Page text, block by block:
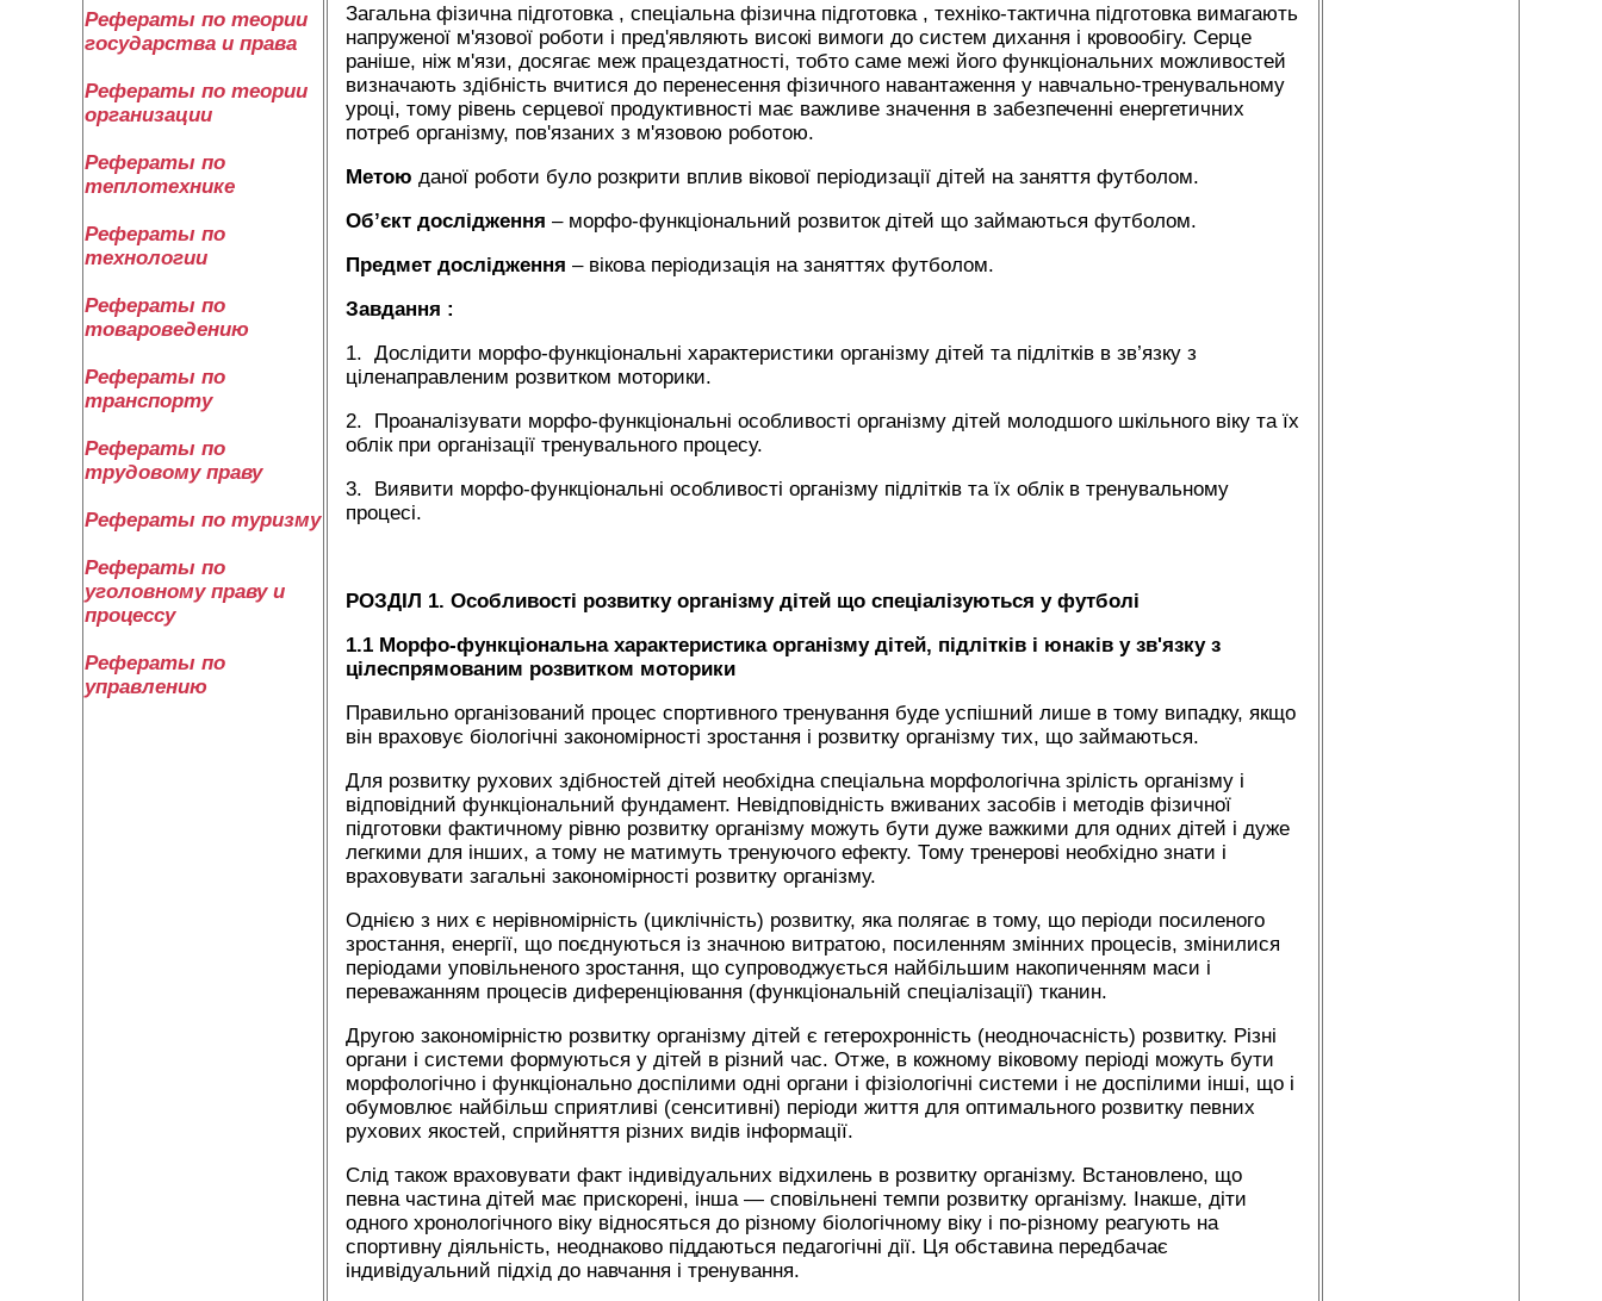
Рефераты по теории
государства и права
Рефераты по теории
организации
Рефераты по
теплотехнике
Рефераты по
технологии
Рефераты по
товароведению
Рефераты по
транспорту
Рефераты по
трудовому праву
Рефераты по туризму
Рефераты по
уголовному праву и
процессу
Рефераты по
управлению
Загальна фізична підготовка , спеціальна фізична підготовка , техніко-тактична підготовка вимагають
напруженої м'язової роботи і пред'являють високі вимоги до систем дихання і кровообігу. Серце
раніше, ніж м'язи, досягає меж працездатності, тобто саме межі його функціональних можливостей
визначають здібність вчитися до перенесення фізичного навантаження у навчально-тренувальному
уроці, тому рівень серцевої продуктивності має важливе значення в забезпеченні енергетичних
потреб організму, пов'язаних з м'язовою роботою.
Метою даної роботи було розкрити вплив вікової періодизації дітей на заняття футболом.
Об’єкт дослідження – морфо-функціональний розвиток дітей що займаються футболом.
Предмет дослідження – вікова періодизація на заняттях футболом.
Завдання :
1. Дослідити морфо-функціональні характеристики організму дітей та підлітків в зв’язку з
ціленаправленим розвитком моторики.
2. Проаналізувати морфо-функціональні особливості організму дітей молодшого шкільного віку та їх
облік при організації тренувального процесу.
3. Виявити морфо-функціональні особливості організму підлітків та їх облік в тренувальному
процесі.
РОЗДІЛ 1. Особливості розвитку організму дітей що спеціалізуються у футболі
1.1 Морфо-функціональна характеристика організму дітей, підлітків і юнаків у зв'язку з
цілеспрямованим розвитком моторики
Правильно організований процес спортивного тренування буде успішний лише в тому випадку, якщо
він враховує біологічні закономірності зростання і розвитку організму тих, що займаються.
Для розвитку рухових здібностей дітей необхідна спеціальна морфологічна зрілість організму і
відповідний функціональний фундамент. Невідповідність вживаних засобів і методів фізичної
підготовки фактичному рівню розвитку організму можуть бути дуже важкими для одних дітей і дуже
легкими для інших, а тому не матимуть тренуючого ефекту. Тому тренерові необхідно знати і
враховувати загальні закономірності розвитку організму.
Однією з них є нерівномірність (циклічність) розвитку, яка полягає в тому, що періоди посиленого
зростання, енергії, що поєднуються із значною витратою, посиленням змінних процесів, змінилися
періодами уповільненого зростання, що супроводжується найбільшим накопиченням маси і
переважанням процесів диференціювання (функціональній спеціалізації) тканин.
Другою закономірністю розвитку організму дітей є гетерохронність (неодночасність) розвитку. Різні
органи і системи формуються у дітей в різний час. Отже, в кожному віковому періоді можуть бути
морфологічно і функціонально доспілими одні органи і фізіологічні системи і не доспілими інші, що і
обумовлює найбільш сприятливі (сенситивні) періоди життя для оптимального розвитку певних
рухових якостей, сприйняття різних видів інформації.
Слід також враховувати факт індивідуальних відхилень в розвитку організму. Встановлено, що
певна частина дітей має прискорені, інша — сповільнені темпи розвитку організму. Інакше, діти
одного хронологічного віку відносяться до різному біологічному віку і по-різному реагують на
спортивну діяльність, неоднаково піддаються педагогічні дії. Ця обставина передбачає
індивідуальний підхід до навчання і тренування.